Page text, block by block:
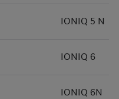
IONIQ 5 N
IONIQ 6
IONIQ 6N